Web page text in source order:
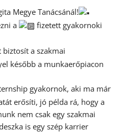
Megye Tanácsánál!
a
fizetett gyakornoki
a szakmai
később a munkaerőpiacon
gyakornok, aki ma már
erősíti, jó példa rá, hogy a
nem csak egy szakmai
is egy szép karrier